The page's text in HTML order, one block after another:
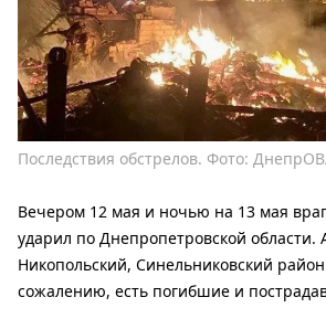
Последствия обстрелов. Фото:
Вечером 12 мая и ночью на 13 мая
ударил по Днепропетровской области.
Никопольский, Синельниковский
сожалению, есть погибшие и